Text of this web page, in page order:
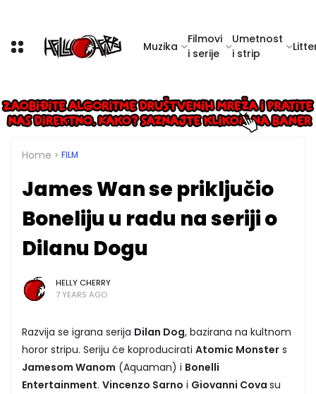
Muzika
Filmovi
i serije
Umetnost
i strip
Home FILM
James Wan se priključio
Boneliju u radu na seriji o
Dilanu Dogu
HELLY CHERRY
7 YEARS AGO
Razvija se igrana serija Dilan Dog, bazirana na kultnom
horor stripu. Seriju će koproducirati Atomic Monster s
Jamesom Wanom (Aquaman) i Bonelli
Entertainment. Vincenzo Sarno i Giovanni Cova su